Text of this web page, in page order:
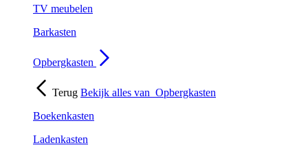
TV meubelen
Barkasten
Opbergkasten
Terug Bekijk alles van Opbergkasten
Boekenkasten
Ladenkasten